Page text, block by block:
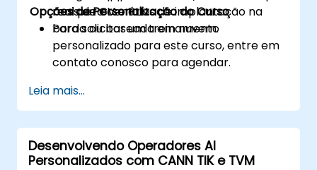
real para cenários de implantação na
borda ou baseada em nuvem.
reais de CV e PLN.
Opções de Personalização do Curso
Para solicitar um treinamento
personalizado para este curso, entre em
contato conosco para agendar.
Leia mais...
Desenvolvendo Operadores AI
Personalizados com CANN TIK e TVM